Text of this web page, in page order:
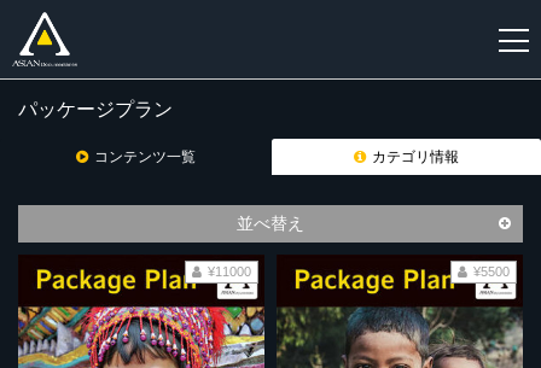
登
パッケージプラン
コンテンツ一覧 カテゴリ情報
並べ替え
¥11000 ¥5500